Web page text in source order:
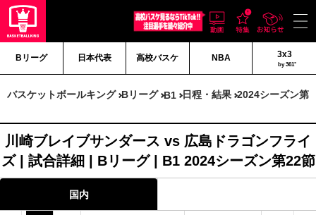
Bリーグ 日本代表 高校バスケ NBA 3x3
by 361°
バスケットボールキング Bリーグ B1 日程・結果 2024シーズン第
川崎ブレイブサンダース vs 広島ドラゴンフライ
ズ | 試合詳細 | Bリーグ | B1 2024シーズン第22節
国内